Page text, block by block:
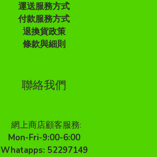
運送服務方式
付款服務方式
退換貨政策
條款與細則
聯絡我們
網上商店顧客服務:
Mon-Fri-9:00-6:00
Whatapps: 52297149